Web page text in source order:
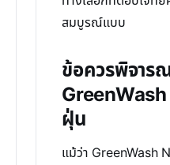
สมบูรณ์แบบ
ข้อควรพิจาร
GreenWash
ฝุ่น
แม้ว่า GreenWash